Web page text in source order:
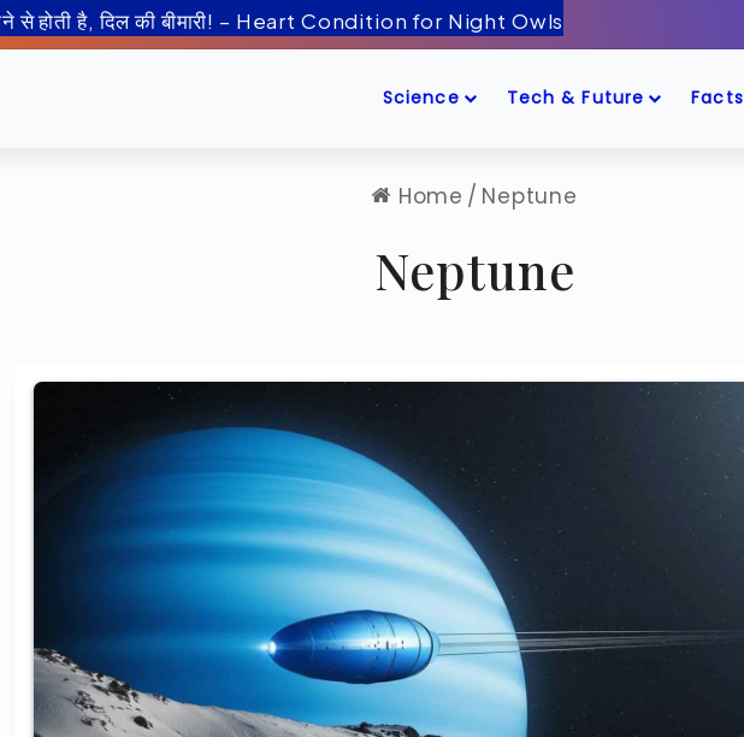
Science Tech & Future
Home / Neptune
Neptune